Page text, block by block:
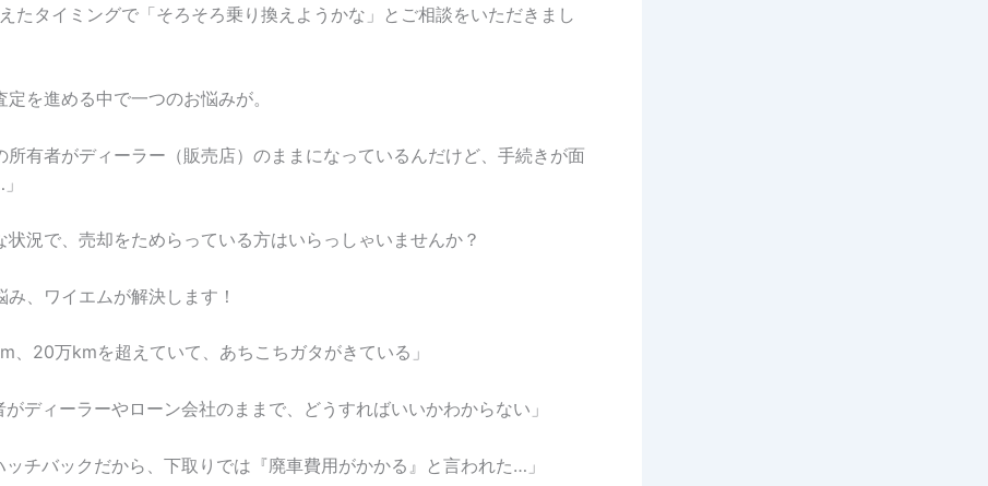
たタイミングで「そろそろ乗り換えようかな」とご相談をいただきまし
定を進める中で一つのお悩みが。
所有者がディーラー（販売店）のままになっているんだけど、手続きが面
状況で、売却をためらっている方はいらっしゃいませんか？
み、ワイエムが解決します！
、20万kmを超えていて、あちこちガタがきている」
がディーラーやローン会社のままで、どうすればいいかわからない」
ッチバックだから、下取りでは『廃車費用がかかる』と言われた…」